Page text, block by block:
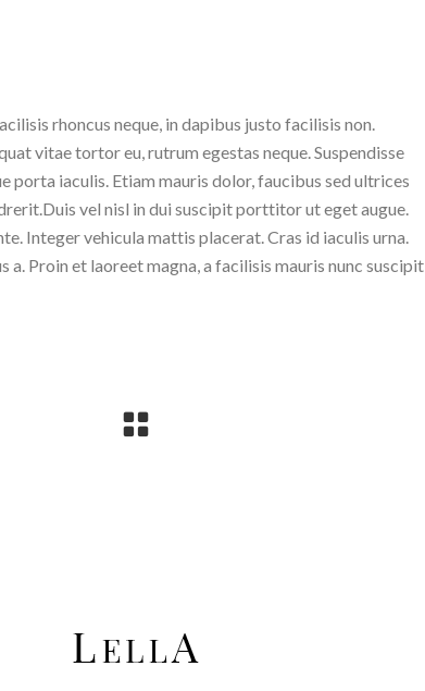
rhoncus neque, in dapibus justo facilisis non.
vitae tortor eu, rutrum egestas neque. Suspendisse
iaculis. Etiam mauris dolor, faucibus sed ultrices
vel nisl in dui suscipit porttitor ut eget augue.
Integer vehicula mattis placerat. Cras id iaculis urna.
Proin et laoreet magna, a facilisis mauris nunc suscipit